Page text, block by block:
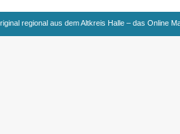
regional aus dem Altkreis Halle – das Online